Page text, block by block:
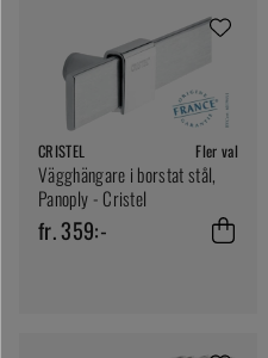
CRISTEL Fler val
Vägghängare i borstat stål,
Panoply - Cristel
fr. 359:-